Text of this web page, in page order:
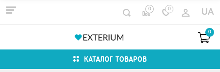
0 0 UA
0
КАТАЛОГ ТОВАРОВ